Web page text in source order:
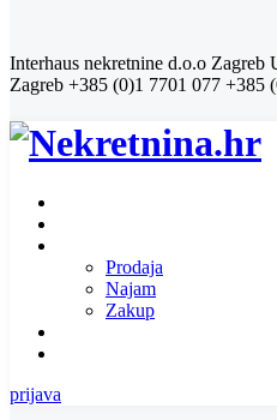
Interhaus nekretnine d.o.o Zagreb
Zagreb +385 (0)1 7701 077 +385
Prodaja
Najam
Zakup
prijava